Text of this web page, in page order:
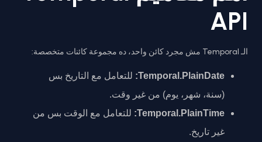
API
الـ Temporal مش مجرد كائن واحد، ده مجموعة كائنات متخصصة:
Temporal.PlainDate: للتعامل مع التاريخ بس
(سنة، شهر، يوم) من غير وقت.
Temporal.PlainTime: للتعامل مع الوقت بس من
غير تاريخ.